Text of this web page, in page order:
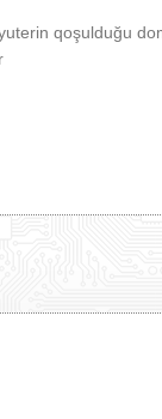
qoşulduğu